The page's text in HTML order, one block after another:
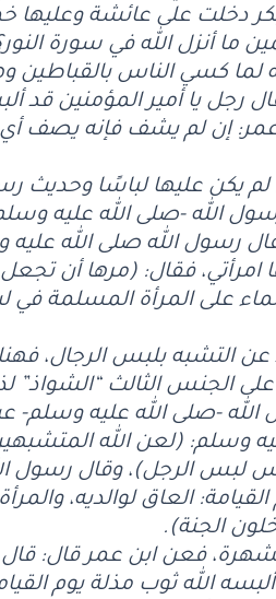
دخلت على عائشة
ما أنزل الله في سورة
لما كسي الناس بالقباطين
رجل يا أمير المؤمنين قد
عمر: إن لم يشف فإنه يصف
يكن عليها لباسًا وحديث
الله -صلى الله عليه
رسول الله صلى الله
فقال: (مرها أن تجعل
على المرأة المسلمة في
عن التشبه بلبس الرجال،
الجنس الثالث “الشواذ”
الله -صلى الله عليه
وسلم: (لعن الله
لبس الرجل)، وقال رسول
العاق لوالديه،
الجنة).
فعن ابن عمر قال:
الله ثوب مذلة يوم